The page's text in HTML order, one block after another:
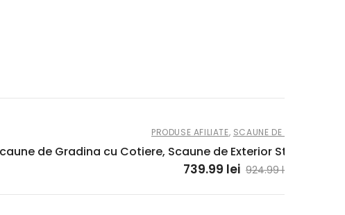
PRODUSE AFILIATE, SCAUNE DE GRADINA
de Gradina cu Cotiere, Scaune de Exterior Stivuibile
924.99lei
739.99 lei